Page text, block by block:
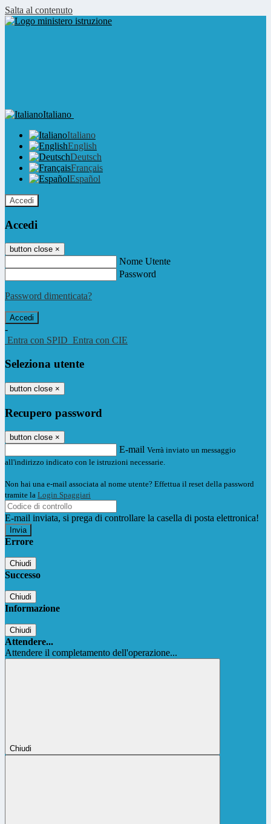
Salta al contenuto
Italiano
Italiano
English
Deutsch
Français
Español
Accedi
Accedi
button close ×
Nome Utente
Password
Password dimenticata?
-
Entra con SPID Entra con CIE
Seleziona utente
button close ×
Recupero password
button close ×
E-mail Verrà inviato un messaggio
all'indirizzo indicato con le istruzioni necessarie.
Non hai una e-mail associata al nome utente? Effettua il reset della password
tramite la Login Spaggiari
E-mail inviata, si prega di controllare la casella di posta elettronica!
Errore
Chiudi
Successo
Chiudi
Informazione
Chiudi
Attendere...
Attendere il completamento dell'operazione...
Chiudi